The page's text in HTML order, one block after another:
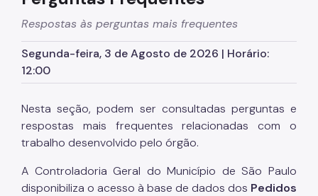
aqui
Respostas às perguntas mais frequentes
Segunda-feira, 3 de Agosto de 2026 | Horário:
12:00
Nesta seção, podem ser consultadas perguntas e
respostas mais frequentes relacionadas com o
trabalho desenvolvido pelo órgão.
A Controladoria Geral do Município de São Paulo
disponibiliza o acesso à base de dados dos Pedidos